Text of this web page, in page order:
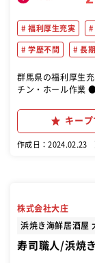
福利厚生充実
学歴不問 長期
群馬県の福利厚生充
チン・ホール作業
様々な業務に携わっ
キープ
作成日：2024.02.23
株式会社大庄
浜焼き海鮮居酒屋
寿司職人/浜焼